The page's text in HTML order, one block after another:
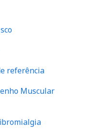
referência
Muscular